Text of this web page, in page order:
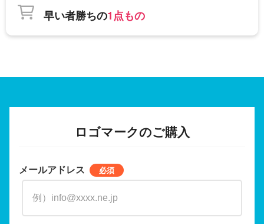
早い者勝ちの1点もの
ロゴマークのご購入
メールアドレス